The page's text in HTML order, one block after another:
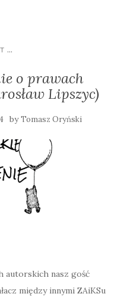
...
o prawach
Lipszyc)
byTomasz Oryński
autorskich nasz gość
między innymi ZAiKSu